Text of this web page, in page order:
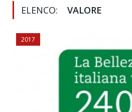
ELENCO: VALORE
2017